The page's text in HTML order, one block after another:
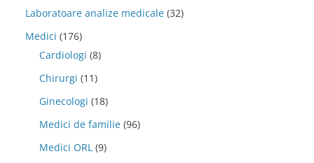
Laboratoare analize medicale (32)
Medici (176)
Cardiologi (8)
Chirurgi (11)
Ginecologi (18)
Medici de familie (96)
Medici ORL (9)